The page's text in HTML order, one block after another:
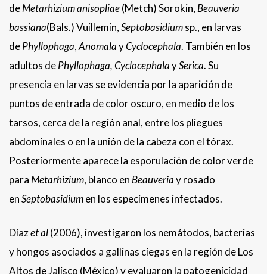
deMetarhizium anisopliae(Metch) Sorokin, Beauveria
bassiana(Bals.) Vuillemin,Septobasidiumsp., en larvas
dePhyllophaga,AnomalayCyclocephala. También en los
adultos dePhyllophaga,CyclocephalaySerica. Su
presencia en larvas se evidencia por la aparición de
puntos de entrada de color oscuro, en medio de los
tarsos, cerca de la región anal, entre los pliegues
abdominales o en la unión de la cabeza con el tórax.
Posteriormente aparece la esporulación de color verde
para Metarhizium, blanco en Beauveriay rosado
enSeptobasidiumen los especímenes infectados.
Díazet al(2006), investigaron los nemátodos, bacterias
y hongos asociados a gallinas ciegas en la región de Los
Altos de Jalisco (México) y evaluaron la patogenicidad